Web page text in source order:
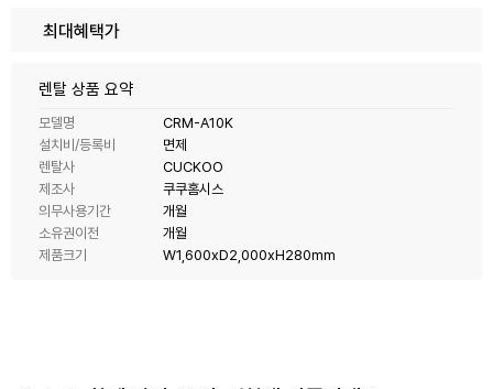
최대혜택가
렌탈 상품 요약
모델명
CRM-A10K
설치비/등록비
면제
렌탈사
CUCKOO
제조사
쿠쿠홈시스
의무사용기간
개월
소유권이전
개월
제품크기
W1,600xD2,000xH280mm